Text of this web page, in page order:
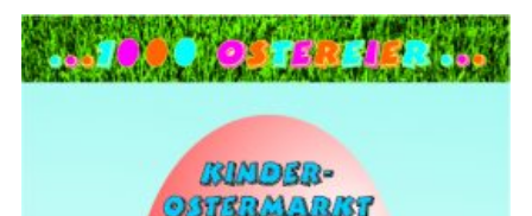
Ласкаво просимо до Штрасбурга (Уккермарк)
مرحبًا بكم في شتراسبورغ (أوكرمارك)
Bine ați venit în Strasburg (Uckermark)